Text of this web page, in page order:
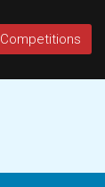
Competitions